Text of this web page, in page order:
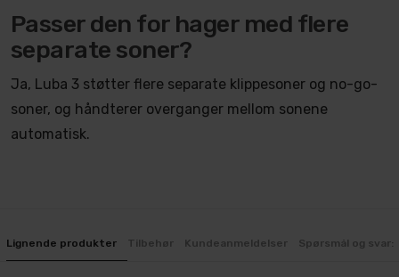
Passer den for hager med flere
separate soner?
Ja, Luba 3 støtter flere separate klippesoner og no-go-
soner, og håndterer overganger mellom sonene
automatisk.
Lignende produkter Tilbehør Kundeanmeldelser Spørsmål og svar: